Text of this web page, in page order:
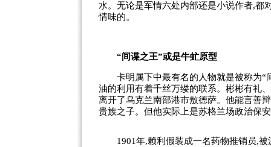
水。无论是军情六处内部还是小说作者,都
情味的。
“间谍之王”或是牛虻原型
卡明属下中最有名的人物就是被称为“
油的利用有着千丝万缕的联系。彬彬有礼
离开了乌克兰南部港市敖德萨。他能言善
贵族之子。但他实际上是苏格兰场政治保
1901年,赖利假装成一名药物推销员,被